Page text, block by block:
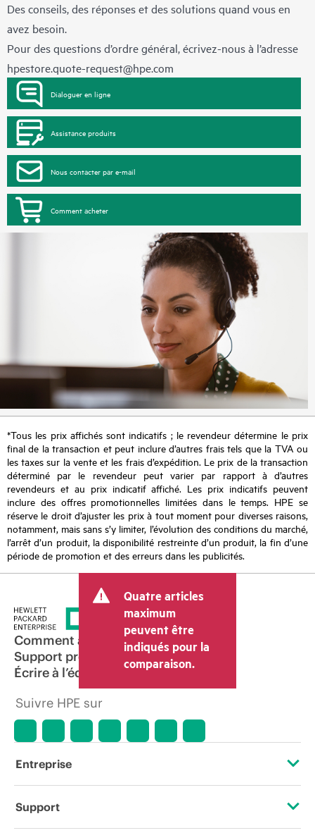
Des conseils, des réponses et des solutions quand vous en
avez besoin.
Pour des questions d’ordre général, écrivez-nous à l’adresse
hpestore.quote-request@hpe.com
Dialoguer en ligne
Assistance produits
Nous contacter par e-mail
Comment acheter
*Tous les prix affichés sont indicatifs ; le revendeur détermine le prix
final de la transaction et peut inclure d’autres frais tels que la TVA ou
les taxes sur la vente et les frais d’expédition. Le prix de la transaction
déterminé par le revendeur peut varier par rapport à d’autres
revendeurs et au prix indicatif affiché. Les prix indicatifs peuvent
inclure des offres promotionnelles limitées dans le temps. HPE se
réserve le droit d’ajuster les prix à tout moment pour diverses raisons,
notamment, mais sans s’y limiter, l’évolution des conditions du marché,
l’arrêt d’un produit, la disponibilité restreinte d’un produit, la fin d’une
période de promotion et des erreurs dans les publicités.
Quatre articles
maximum
peuvent être
indiqués pour la
comparaison.
Comment acheter
Support produit
Écrire à l’équipe commerciale
Suivre HPE sur
Entreprise
À propos de HPE
Support